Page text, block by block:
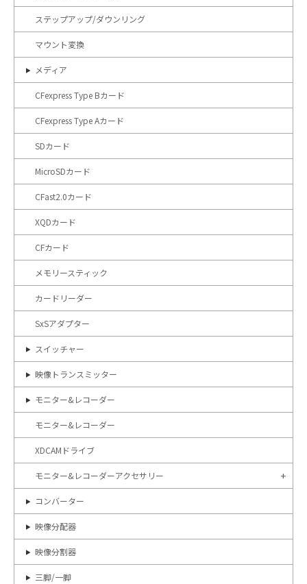
ステップアップ/ダウンリング
マウント変換
メディア
CFexpress Type Bカード
CFexpress Type Aカード
SDカード
MicroSDカード
CFast2.0カード
XQDカード
CFカード
メモリースティック
カードリーダー
SxSアダプター
スイッチャー
映像トランスミッター
モニター&レコーダー
モニター&レコーダー
XDCAMドライブ
モニター&レコーダーアクセサリー
コンバーター
映像分配器
映像分割器
三脚/一脚